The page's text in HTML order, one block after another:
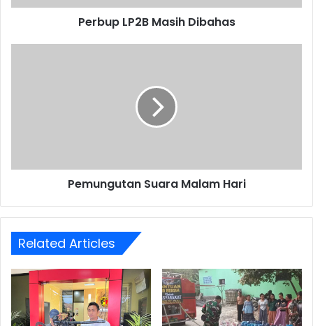
Perbup LP2B Masih Dibahas
Pemungutan Suara Malam Hari
Related Articles